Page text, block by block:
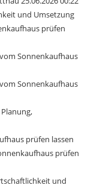
und Umsetzung
prüfen
Sonnenkaufhaus
Sonnenkaufhaus
prüfen lassen
prüfen
und